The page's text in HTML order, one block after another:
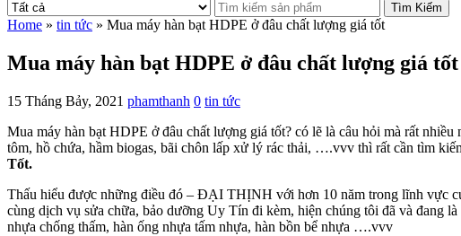
Tìm Kiếm
Home » tin tức » Mua máy hàn bạt HDPE ở đâu chất lượng giá tốt
Mua máy hàn bạt HDPE ở đâu chất lượng giá tốt
15 Tháng Bảy, 2021 phamthanh 0 tin tức
Mua máy hàn bạt HDPE ở đâu chất lượng giá tốt? có lẽ là câu hỏi mà rất
tôm, hồ chứa, hầm biogas, bãi chôn lấp xử lý rác thải, ….vvv thì rất cần tìm
Tốt.
Thấu hiểu được những điều đó – ĐẠI THỊNH với hơn 10 năm trong lĩnh vực
cùng dịch vụ sửa chữa, bảo dưỡng Uy Tín đi kèm, hiện chúng tôi đã và đang
nhựa chống thấm, hàn ống nhựa tấm nhựa, hàn bồn bể nhựa ….vvv